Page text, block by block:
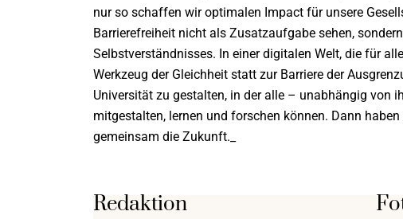
nur so schaffen wir optimalen Impact für unsere
Barrierefreiheit nicht als Zusatzaufgabe sehen,
Selbstverständnisses. In einer digitalen Welt, die für
Werkzeug der Gleichheit statt zur Barriere der
Universität zu gestalten, in der alle – unabhängig von
mitgestalten, lernen und forschen können. Dann
gemeinsam die Zukunft._
Redaktion